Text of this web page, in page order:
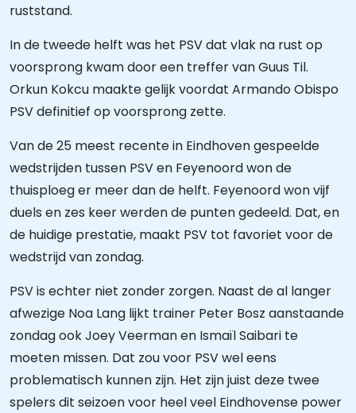
ruststand.
In de tweede helft was het PSV dat vlak na rust op
voorsprong kwam door een treffer van Guus Til.
Orkun Kokcu maakte gelijk voordat Armando Obispo
PSV definitief op voorsprong zette.
Van de 25 meest recente in Eindhoven gespeelde
wedstrijden tussen PSV en Feyenoord won de
thuisploeg er meer dan de helft. Feyenoord won vijf
duels en zes keer werden de punten gedeeld. Dat, en
de huidige prestatie, maakt PSV tot favoriet voor de
wedstrijd van zondag.
PSV is echter niet zonder zorgen. Naast de al langer
afwezige Noa Lang lijkt trainer Peter Bosz aanstaande
zondag ook Joey Veerman en Ismaïl Saibari te
moeten missen. Dat zou voor PSV wel eens
problematisch kunnen zijn. Het zijn juist deze twee
spelers dit seizoen voor heel veel Eindhovense power